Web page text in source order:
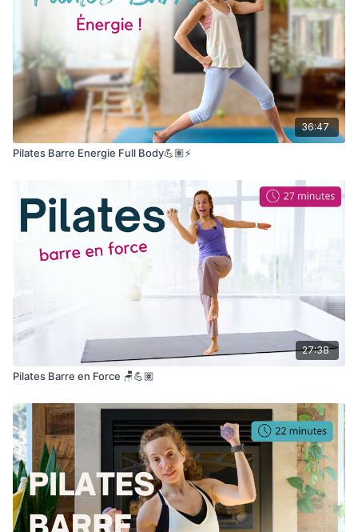
36:47
Pilates Barre Energie Full Body💪🏽⚡️
27:38
Pilates Barre en Force 🪑💪🏽